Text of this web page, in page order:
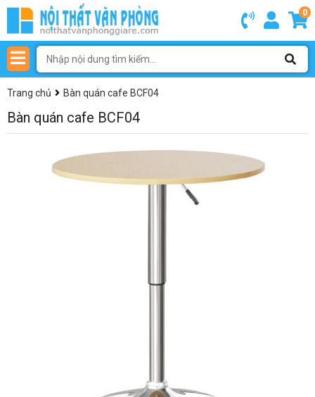
0
Trang chủ Bàn quán cafe BCF04
Bàn quán cafe BCF04